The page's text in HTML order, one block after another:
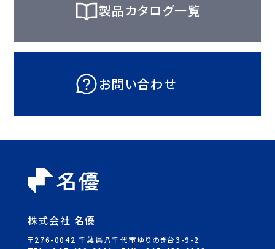
製品カタログ一覧
お問い合わせ
株式会社 名優
〒276-0042 千葉県八千代市ゆりのき台3-9-2